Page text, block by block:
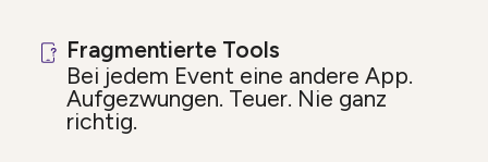
Fragmentierte Tools
Bei jedem Event eine andere App.
Aufgezwungen. Teuer. Nie ganz
richtig.